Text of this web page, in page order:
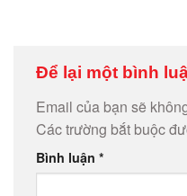
Để lại một bình
Email của bạn sẽ
Các trường bắt buộc
Bình luận *